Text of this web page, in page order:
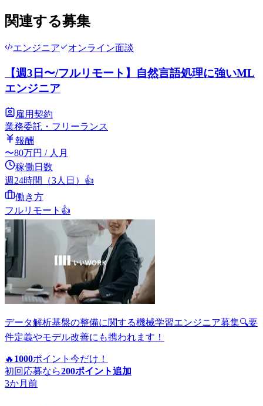
関連する募集
エンジニア オンライン面談
【週3日〜/フルリモート】自然言語処理に強いML
エンジニア
雇用契約
業務委託・フリーランス
報酬
〜80万円 / 人月
稼働日数
週24時間（3人日） 👍
働き方
フルリモート 👍
データ解析基盤の整備に関する機械学習エンジニア募集🔍要
件定義やモデル改善にも携われます！
🔥 1000ポイント 今だけ！
初回応募なら200ポイント追加
3か月前